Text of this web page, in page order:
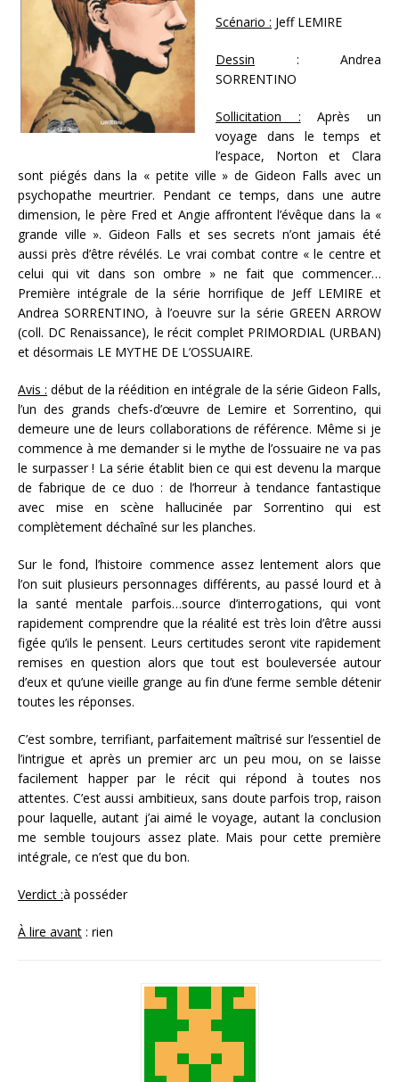
Scénario : Jeff LEMIRE
Dessin : Andrea
SORRENTINO
Sollicitation : Après un
voyage dans le temps et
l’espace, Norton et Clara
sont piégés dans la « petite ville » de Gideon Falls avec un
psychopathe meurtrier. Pendant ce temps, dans une autre
dimension, le père Fred et Angie affrontent l’évêque dans la «
grande ville ». Gideon Falls et ses secrets n’ont jamais été
aussi près d’être révélés. Le vrai combat contre « le centre et
celui qui vit dans son ombre » ne fait que commencer…
Première intégrale de la série horrifique de Jeff LEMIRE et
Andrea SORRENTINO, à l’oeuvre sur la série GREEN ARROW
(coll. DC Renaissance), le récit complet PRIMORDIAL (URBAN)
et désormais LE MYTHE DE L’OSSUAIRE.
Avis : début de la réédition en intégrale de la série Gideon Falls,
l’un des grands chefs-d’œuvre de Lemire et Sorrentino, qui
demeure une de leurs collaborations de référence. Même si je
commence à me demander si le mythe de l’ossuaire ne va pas
le surpasser ! La série établit bien ce qui est devenu la marque
de fabrique de ce duo : de l’horreur à tendance fantastique
avec mise en scène hallucinée par Sorrentino qui est
complètement déchaîné sur les planches.
Sur le fond, l’histoire commence assez lentement alors que
l’on suit plusieurs personnages différents, au passé lourd et à
la santé mentale parfois…source d’interrogations, qui vont
rapidement comprendre que la réalité est très loin d’être aussi
figée qu’ils le pensent. Leurs certitudes seront vite rapidement
remises en question alors que tout est bouleversée autour
d’eux et qu’une vieille grange au fin d’une ferme semble détenir
toutes les réponses.
C’est sombre, terrifiant, parfaitement maîtrisé sur l’essentiel de
l’intrigue et après un premier arc un peu mou, on se laisse
facilement happer par le récit qui répond à toutes nos
attentes. C’est aussi ambitieux, sans doute parfois trop, raison
pour laquelle, autant j’ai aimé le voyage, autant la conclusion
me semble toujours assez plate. Mais pour cette première
intégrale, ce n’est que du bon.
Verdict :à posséder
À lire avant : rien